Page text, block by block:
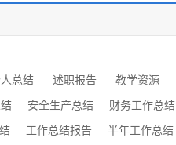
总结 述职报告 教学资源
安全生产总结 财务工作总结
工作总结报告 半年工作总结